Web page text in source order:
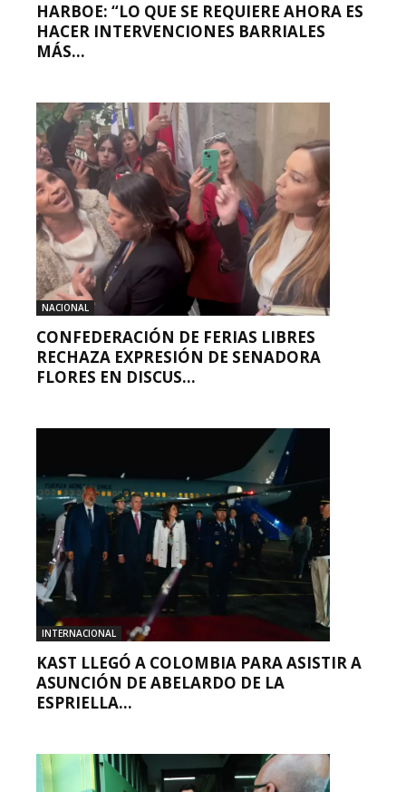
HARBOE: “LO QUE SE REQUIERE AHORA ES
HACER INTERVENCIONES BARRIALES
MÁS...
NACIONAL
CONFEDERACIÓN DE FERIAS LIBRES
RECHAZA EXPRESIÓN DE SENADORA
FLORES EN DISCUS...
INTERNACIONAL
KAST LLEGÓ A COLOMBIA PARA ASISTIR A
ASUNCIÓN DE ABELARDO DE LA
ESPRIELLA...